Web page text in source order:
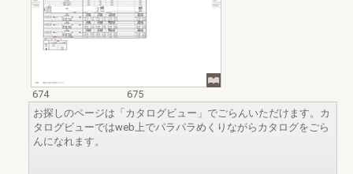
674
675
お探しのページは「カタログビュー」でごらんいただけます。カ
タログビューではweb上でパラパラめくりながらカタログをごら
んになれます。